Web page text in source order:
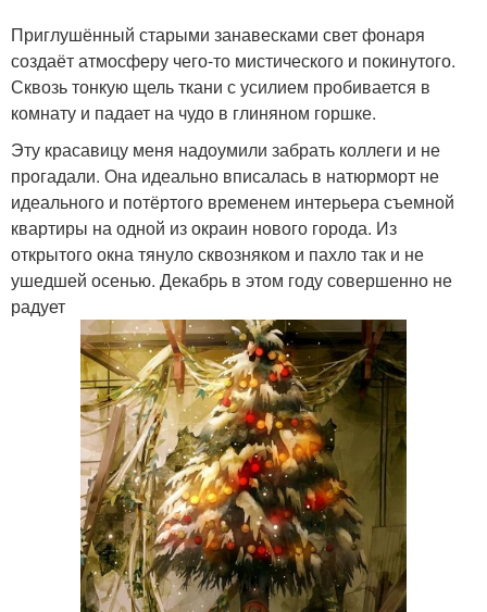
Приглушённый старыми занавесками свет фонаря
создаёт атмосферу чего-то мистического и покинутого.
Сквозь тонкую щель ткани с усилием пробивается в
комнату и падает на чудо в глиняном горшке.
Эту красавицу меня надоумили забрать коллеги и не
прогадали. Она идеально вписалась в натюрморт не
идеального и потёртого временем интерьера съемной
квартиры на одной из окраин нового города. Из
открытого окна тянуло сквозняком и пахло так и не
ушедшей осенью. Декабрь в этом году совершенно не
радует